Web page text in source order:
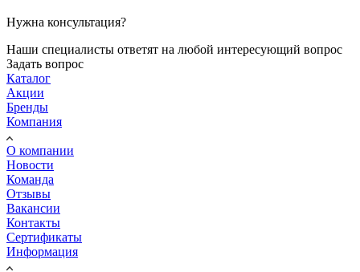
Нужна консультация?
Наши специалисты ответят на любой интересующий вопрос
Задать вопрос
Каталог
Акции
Бренды
Компания
О компании
Новости
Команда
Отзывы
Вакансии
Контакты
Сертификаты
Информация